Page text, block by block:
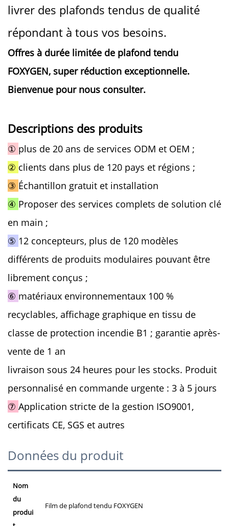
livrer des plafonds tendus de qualité
répondant à tous vos besoins.
Offres à durée limitée de plafond tendu
FOXYGEN, super réduction exceptionnelle.
Bienvenue pour nous consulter.
Descriptions des produits
① plus de 20 ans de services ODM et OEM ;
② clients dans plus de 120 pays et régions ;
③ Échantillon gratuit et installation
④ Proposer des services complets de solution clé
en main ;
⑤ 12 concepteurs, plus de 120 modèles
différents de produits modulaires pouvant être
librement conçus ;
⑥ matériaux environnementaux 100 %
recyclables, affichage graphique en tissu de
classe de protection incendie B1 ; garantie après-
vente de 1 an
livraison sous 24 heures pour les stocks. Produit
personnalisé en commande urgente : 3 à 5 jours
⑦ Application stricte de la gestion ISO9001,
certificats CE, SGS et autres
Données du produit
Nom
du
produi
Film de plafond tendu FOXYGEN